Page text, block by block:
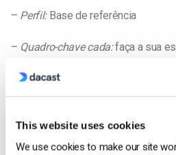
This website uses cookies
We use cookies to make our site
– Perfil:Base de referência
– Quadro-chave cada:faça a sua
–Canais: Estéreo
–Taxa de amostragem: 48 Khz